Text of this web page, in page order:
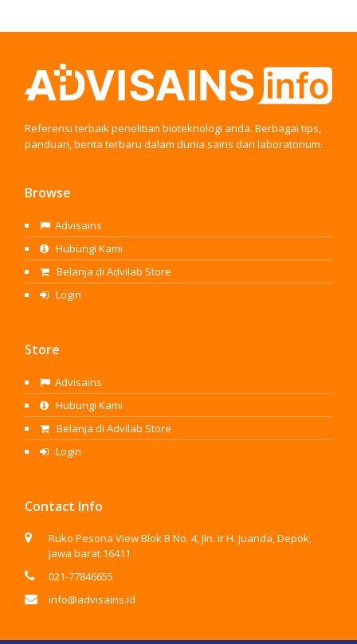
Referensi terbaik penelitian bioteknologi anda. Berbagai tips,
panduan, berita terbaru dalam dunia sains dan laboratorium.
Browse
Advisains
Hubungi Kami
Belanja di Advilab Store
Login
Store
Advisains
Hubungi Kami
Belanja di Advilab Store
Login
Contact Info
Ruko Pesona View Blok B No. 4, Jln. Ir H. Juanda, Depok,
Jawa barat 16411
021-77846655
info@advisains.id